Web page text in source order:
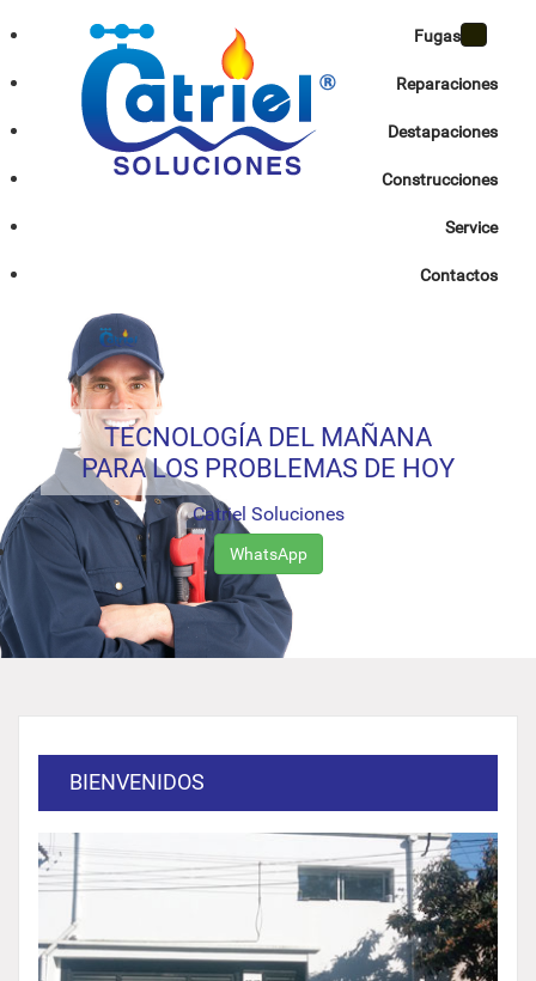
Toggle
Fugas
Reparaciones
Destapaciones
Construcciones
Service
Contactos
TECNOLOGÍA DEL MAÑANA
PARA LOS PROBLEMAS DE HOY
Catriel Soluciones
WhatsApp
BIENVENIDOS